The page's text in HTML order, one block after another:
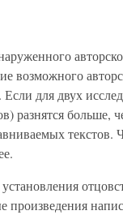
возможного
для двух
разнятся больше,
произведения